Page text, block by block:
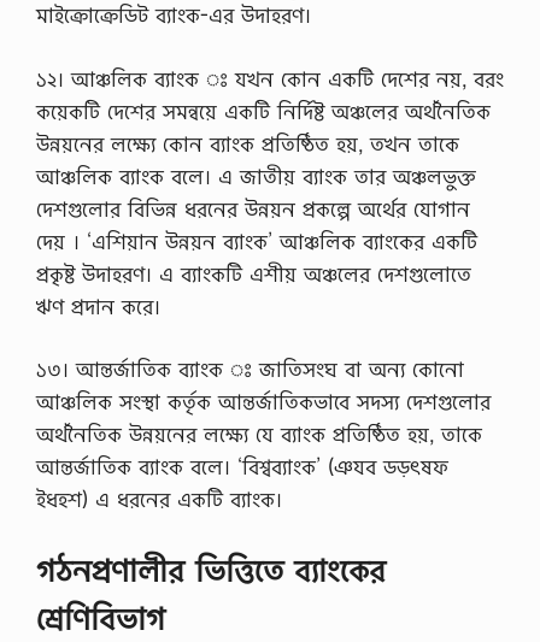
২
প
2
মাইক্রোক্রেডিট ব্যাংক-এর উদাহরণ।
১২। আঞ্চলিক ব্যাংক ঃ যখন কোন একটি দেশের নয়, বরং
কয়েকটি দেশের সমন্বয়ে একটি নির্দিষ্ট অঞ্চলের অর্থনৈতিক
উন্নয়নের লক্ষ্যে কোন ব্যাংক প্রতিষ্ঠিত হয়, তখন তাকে
আঞ্চলিক ব্যাংক বলে। এ জাতীয় ব্যাংক তার অঞ্চলভুক্ত
দেশগুলোর বিভিন্ন ধরনের উন্নয়ন প্রকল্পে অর্থের যোগান
দেয় । ‘এশিয়ান উন্নয়ন ব্যাংক’ আঞ্চলিক ব্যাংকের একটি
প্রকৃষ্ট উদাহরণ। এ ব্যাংকটি এশীয় অঞ্চলের দেশগুলোতে
ঋণ প্রদান করে।
১৩। আন্তর্জাতিক ব্যাংক ঃ জাতিসংঘ বা অন্য কোনো
আঞ্চলিক সংস্থা কর্তৃক আন্তর্জাতিকভাবে সদস্য দেশগুলোর
অর্থনৈতিক উন্নয়নের লক্ষ্যে যে ব্যাংক প্রতিষ্ঠিত হয়, তাকে
আন্তর্জাতিক ব্যাংক বলে। ‘বিশ্বব্যাংক’ (ঞযব ডড়ৎষফ
ইধহশ) এ ধরনের একটি ব্যাংক।
গঠনপ্রণালীর ভিত্তিতে ব্যাংকের
শ্রেণিবিভাগ